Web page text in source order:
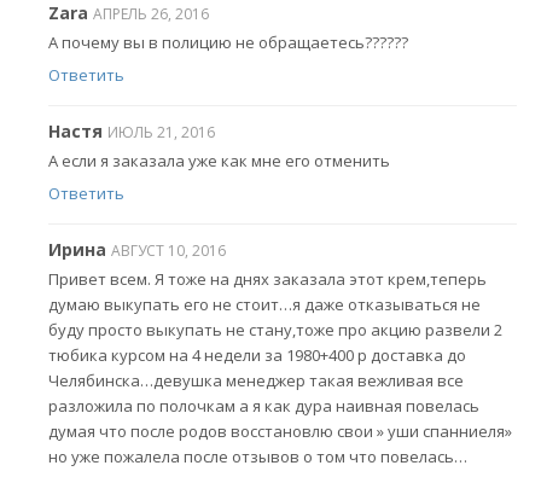
Zara АПРЕЛЬ 26, 2016
А почему вы в полицию не обращаетесь??????
Ответить
Настя ИЮЛЬ 21, 2016
А если я заказала уже как мне его отменить
Ответить
Ирина АВГУСТ 10, 2016
Привет всем. Я тоже на днях заказала этот крем,теперь
думаю выкупать его не стоит…я даже отказываться не
буду просто выкупать не стану,тоже про акцию развели 2
тюбика курсом на 4 недели за 1980+400 р доставка до
Челябинска…девушка менеджер такая вежливая все
разложила по полочкам а я как дура наивная повелась
думая что после родов восстановлю свои » уши спанниеля»
но уже пожалела после отзывов о том что повелась…